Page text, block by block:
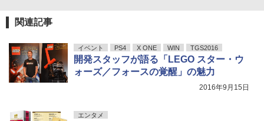
関連記事
イベント PS4 X ONE WIN TGS2016
開発スタッフが語る「LEGO スター・ウ
ォーズ／フォースの覚醒」の魅力
2016年9月15日
エンタメ